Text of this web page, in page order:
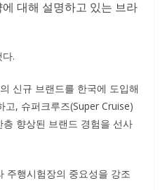
대해 설명하고 있는 브라
.
신규 브랜드를 한국에 도입해
고, 슈퍼크루즈(Super Cruise)
향상된 브랜드 경험을 선사
주행시험장의 중요성을 강조